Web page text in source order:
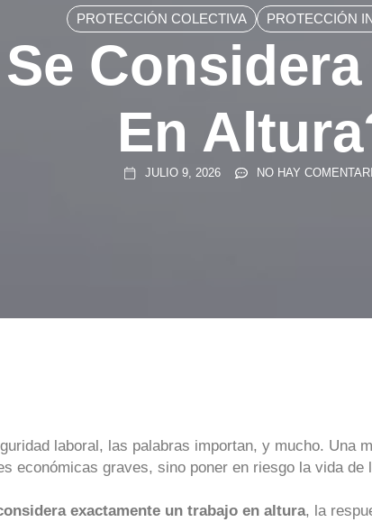
PROTECCIÓN COLECTIVA PROTECCIÓN
En
JULIO 9, 2026 NO HAY
laboral, las palabras importan, y mucho. Una
económicas graves, sino poner en riesgo la vida de
exactamente un trabajo en altura, la